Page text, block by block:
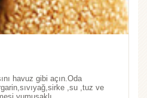
havuz gibi açın.Oda
,su ,tuz ve